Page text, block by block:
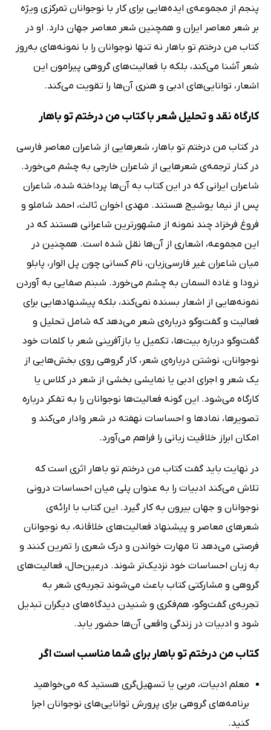
پنجم از مجموعه‌ی ایده‌هایی برای کار با نوجوانان تمرکزی ویژه
بر شعر معاصر ایران و همچنین شعر معاصر جهان دارد. او در
کتاب من درختم تو باهار نه تنها نوجوانان را با نمونه‌های به‌روز
شعر آشنا می‌کند، بلکه با فعالیت‌های گروهی پیرامون این
اشعار، توانایی‌های ادبی و هنری آن‌ها را تقویت می‌کند.
کارگاه نقد و تحلیل شعر با کتاب من درختم تو باهار
در کتاب من درختم تو باهار، شعرهایی از شاعران معاصر فارسی
در کنار ترجمه‌ی شعرهایی از شاعران خارجی به چشم می‌خورد.
شاعران ایرانی که در این کتاب به آن‌ها پرداخته شده، شاعران
پس از نیما یوشیج هستند. مهدی اخوان ثالث، احمد شاملو و
فروغ فرخزاد چند نمونه از مشهورترین شاعرانی هستند که در
این مجموعه، اشعاری از آن‌ها نقل شده است. همچنین در
میان شاعران غیر فارسی‌زبان، نام کسانی چون پل الوار، پابلو
نرودا و غاده السمان به چشم می‌خورد. شبنم صفایی به آوردن
نمونه‌هایی از اشعار بسنده نمی‌کند، بلکه پیشنهادهایی برای
فعالیت و گفت‌وگو درباره‌ی شعر می‌دهد که شامل تحلیل و
گفت‌وگو درباره بیت‌ها، تکمیل یا بازآفرینی شعر با کلمات خود
نوجوانان، نوشتن درباره‌ی شعر، کار گروهی روی بخش‌هایی از
یک شعر و اجرای ادبی یا نمایشی بخشی از شعر در کلاس یا
کارگاه می‌شود. این گونه فعالیت‌ها نوجوانان را به تفکر درباره
تصویرها، نمادها و احساسات نهفته در شعر وادار می‌کند و
امکان ابراز خلاقیت زبانی را فراهم می‌آورد.
در نهایت باید گفت کتاب من درختم تو باهار اثری است که
تلاش می‌کند ادبیات را به عنوان پلی میان احساسات درونی
نوجوانان و جهان بیرون به کار گیرد. این کتاب با ارائه‌ی
شعرهای معاصر و پیشنهاد فعالیت‌های خلاقانه، به نوجوانان
فرصتی می‌دهد تا مهارت خواندن و درک شعری را تمرین کنند و
به زبان احساسات خود نزدیک‌تر شوند. درعین‌حال، فعالیت‌های
گروهی و مشارکتی کتاب باعث می‌شوند تجربه‌ی شعر به
تجربه‌ی گفت‌وگو، هم‌فکری و شنیدن دیدگاه‌های دیگران تبدیل
شود و ادبیات در زندگی واقعی آن‌ها حضور یابد.
کتاب من درختم تو باهار برای شما مناسب است اگر
معلم ادبیات، مربی یا تسهیل‌گری هستید که می‌خواهید
برنامه‌های گروهی برای پرورش توانایی‌های نوجوانان اجرا
کنید.